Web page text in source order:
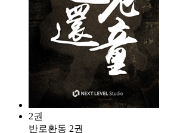
2권
반로환동 2권